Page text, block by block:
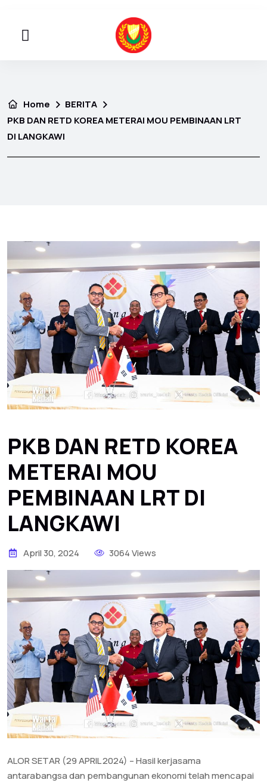
Home
BERITA
PKB DAN RETD KOREA METERAI MOU PEMBINAAN LRT
DI LANGKAWI
PKB DAN RETD KOREA
METERAI MOU
PEMBINAAN LRT DI
LANGKAWI
April 30, 2024 3064 Views
ALOR SETAR (29 APRIL 2024) – Hasil kerjasama
antarabangsa dan pembangunan ekonomi telah mencapai